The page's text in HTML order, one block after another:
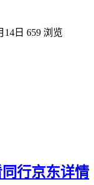
14日 659 浏览
行京东详情